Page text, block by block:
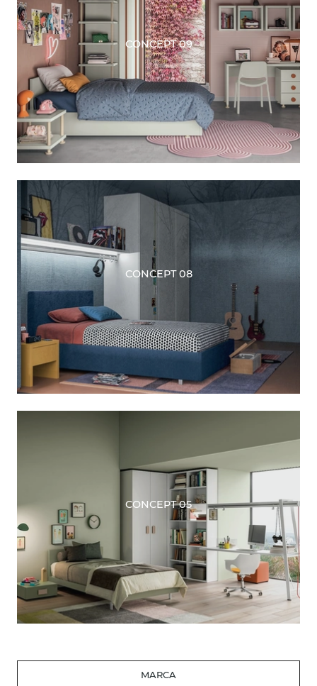
MARCA
CONCEPT 09
CONCEPT 08
CONCEPT 05